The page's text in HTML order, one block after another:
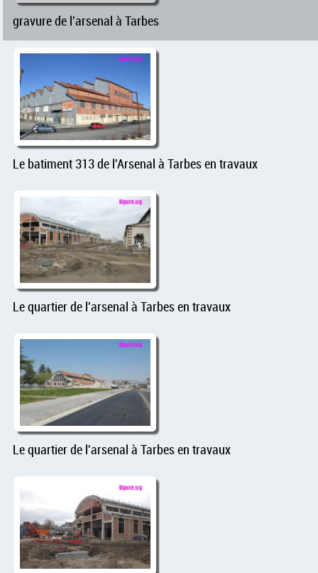
gravure de l'arsenal à Tarbes
Le batiment 313 de l'Arsenal à Tarbes en travaux
Le quartier de l'arsenal à Tarbes en travaux
Le quartier de l'arsenal à Tarbes en travaux